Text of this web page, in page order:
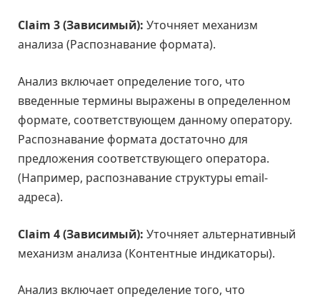
Claim 3 (Зависимый): Уточняет механизм
анализа (Распознавание формата).
Анализ включает определение того, что
введенные термины выражены в определенном
формате, соответствующем данному оператору.
Распознавание формата достаточно для
предложения соответствующего оператора.
(Например, распознавание структуры email-
адреса).
Claim 4 (Зависимый): Уточняет альтернативный
механизм анализа (Контентные индикаторы).
Анализ включает определение того, что